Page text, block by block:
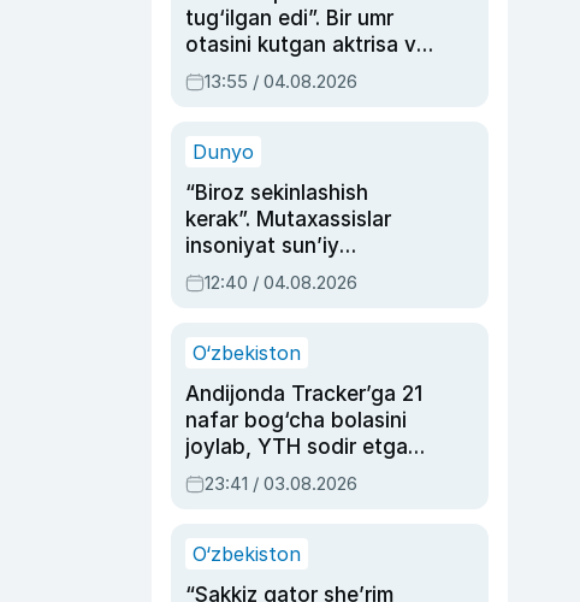
tug‘ilgan edi”. Bir umr
otasini kutgan aktrisa va
dublyaj ustasi Rimma
Ahmedovaning
13:55 / 04.08.2026
Dunyo
“Biroz sekinlashish
kerak”. Mutaxassislar
insoniyat sun’iy
intellektni boshqara
olmay qolishidan xavotir
12:40 / 04.08.2026
O‘zbekiston
Andijonda Tracker’ga 21
nafar bog‘cha bolasini
joylab, YTH sodir etgan
ayolga sud hukmi o‘qildi
23:41 / 03.08.2026
O‘zbekiston
“Sakkiz qator she’rim